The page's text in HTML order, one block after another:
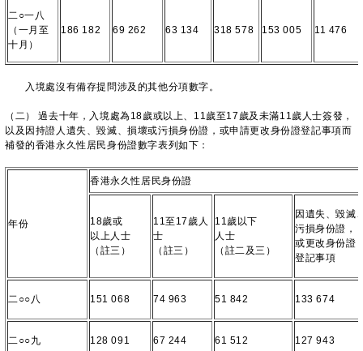
二○一八
（一月至
十月）
186 182 69 262 63 134 318 578 153 005 11 476
入境處沒有備存提問涉及的其他分項數字。
（二） 過去十年，入境處為18歲或以上、11歲至17歲及未滿11歲人士簽發，
以及因持證人遺失、毀滅、損壞或污損身份證，或申請更改身份證登記事項而
補發的香港永久性居民身份證數字表列如下：
年份
香港永久性居民身份證
18歲或
以上人士
（註三）
11至17歲人
士
（註三）
11歲以下
人士
（註二及三）
因遺失、毀滅
污損身份證，
或更改身份證
登記事項
二○○八 151 068 74 963 51 842 133 674
二○○九 128 091 67 244 61 512 127 943